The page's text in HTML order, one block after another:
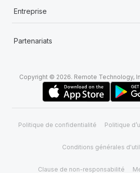
Entreprise
Partenariats
Copyright © 2026. Remote Technology,
Politique de confidentialité Politique
Conditions générales
Clause de non-responsabilité